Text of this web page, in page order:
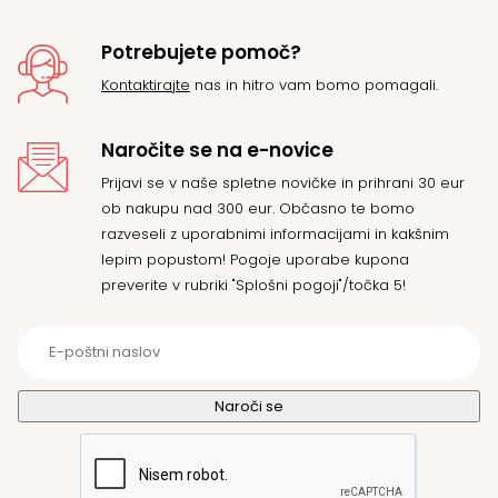
Potrebujete pomoč?
Kontaktirajte nas in hitro vam bomo pomagali.
Naročite se na e-novice
Prijavi se v naše spletne novičke in prihrani 30 eur
ob nakupu nad 300 eur. Občasno te bomo
razveseli z uporabnimi informacijami in kakšnim
lepim popustom! Pogoje uporabe kupona
preverite v rubriki "Splošni pogoji"/točka 5!